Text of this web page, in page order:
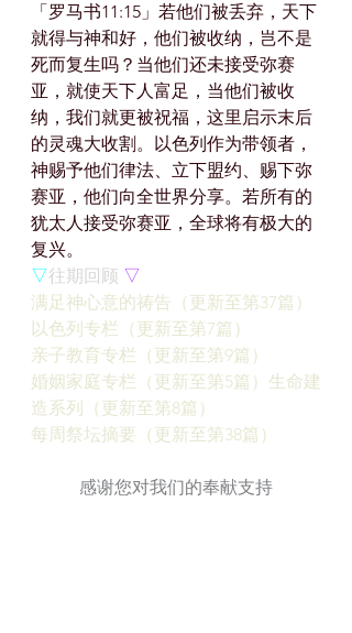
「罗马书11:15」若他们被丢弃，天下
就得与神和好，他们被收纳，岂不是
死而复生吗？当他们还未接受弥赛
亚，就使天下人富足，当他们被收
纳，我们就更被祝福，这里启示末后
的灵魂大收割。以色列作为带领者，
神赐予他们律法、立下盟约、赐下弥
赛亚，他们向全世界分享。若所有的
犹太人接受弥赛亚，全球将有极大的
复兴。
▽往期回顾 ▽
满足神心意的祷告（更新至第37篇）
以色列专栏（更新至第7篇）
亲子教育专栏（更新至第9篇）
婚姻家庭专栏（更新至第5篇） 生命建
造系列（更新至第8篇）
每周祭坛摘要（更新至第38篇）
感谢您对我们的奉献支持